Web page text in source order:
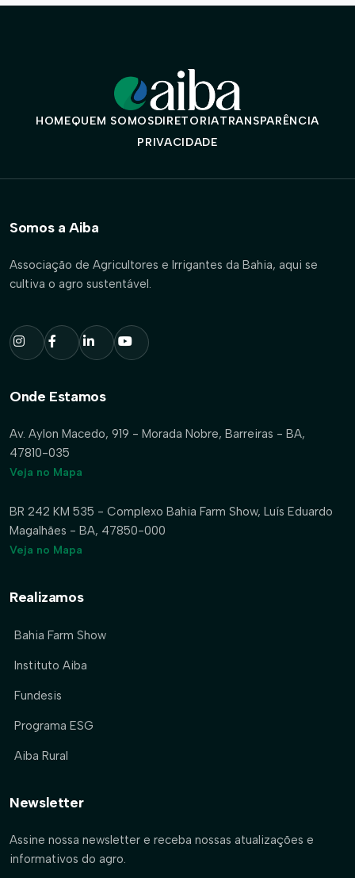
HOMEQUEM SOMOSDIRETORIATRANSPARÊNCIA
PRIVACIDADE
Somos a Aiba
Associação de Agricultores e Irrigantes da Bahia, aqui se
cultiva o agro sustentável.
Onde Estamos
Av. Aylon Macedo, 919 - Morada Nobre, Barreiras - BA,
47810-035
Veja no Mapa
BR 242 KM 535 - Complexo Bahia Farm Show, Luís Eduardo
Magalhães - BA, 47850-000
Veja no Mapa
Realizamos
Bahia Farm Show
Instituto Aiba
Fundesis
Programa ESG
Aiba Rural
Newsletter
Assine nossa newsletter e receba nossas atualizações e
informativos do agro.